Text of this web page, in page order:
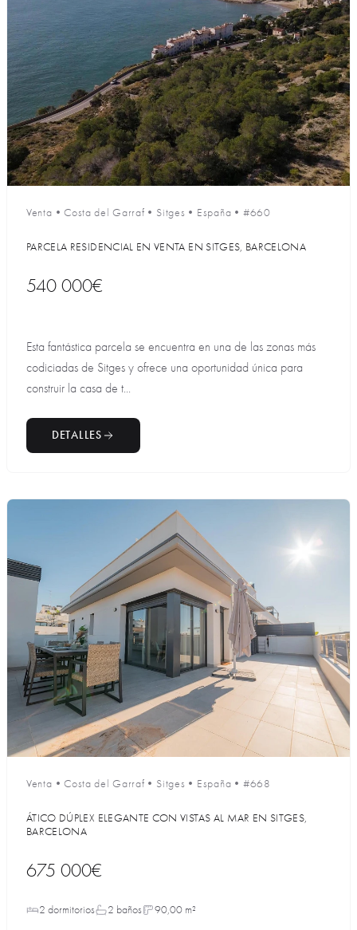
Venta •Costa del Garraf • Sitges • España • #660
PARCELA RESIDENCIAL EN VENTA EN SITGES, BARCELONA
540 000€
Esta fantástica parcela se encuentra en una de las zonas más
codiciadas de Sitges y ofrece una oportunidad única para
construir la casa de t...
DETALLES
Venta •Costa del Garraf • Sitges • España • #668
ÁTICO DÚPLEX ELEGANTE CON VISTAS AL MAR EN SITGES,
BARCELONA
675 000€
2 dormitorios 2 baños 90,00 m²